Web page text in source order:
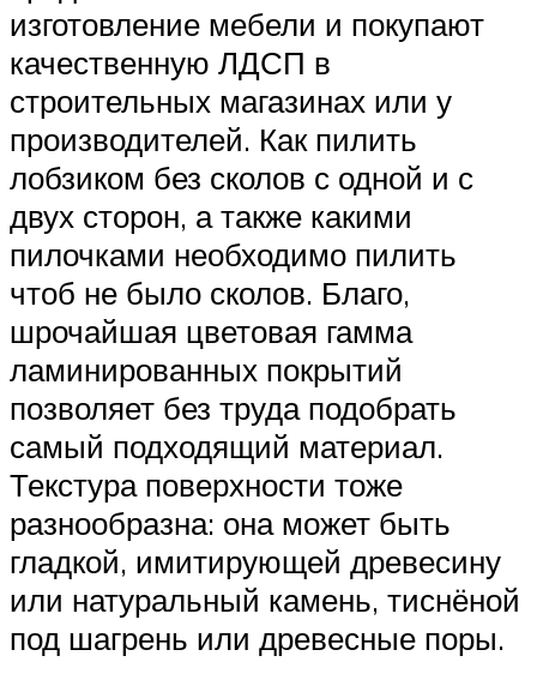
изготовление мебели и покупают
качественную ЛДСП в
строительных магазинах или у
производителей. Как пилить
лобзиком без сколов с одной и с
двух сторон, а также какими
пилочками необходимо пилить
чтоб не было сколов. Благо,
шрочайшая цветовая гамма
ламинированных покрытий
позволяет без труда подобрать
самый подходящий материал.
Текстура поверхности тоже
разнообразна: она может быть
гладкой, имитирующей древесину
или натуральный камень, тиснёной
под шагрень или древесные поры.